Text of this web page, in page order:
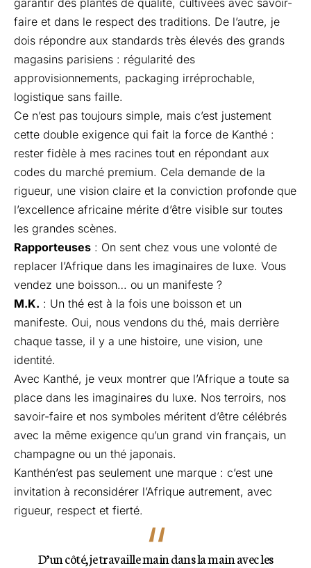
faire et dans le respect des traditions. De l’autre, je
dois répondre aux standards très élevés des grands
magasins parisiens : régularité des
approvisionnements, packaging irréprochable,
logistique sans faille.
Ce n’est pas toujours simple, mais c’est justement
cette double exigence qui fait la force de Kanthé :
rester fidèle à mes racines tout en répondant aux
codes du marché premium. Cela demande de la
rigueur, une vision claire et la conviction profonde que
l’excellence africaine mérite d’être visible sur toutes
les grandes scènes.
Rapporteuses : On sent chez vous une volonté de
replacer l’Afrique dans les imaginaires de luxe. Vous
vendez une boisson… ou un manifeste ?
M.K. : Un thé est à la fois une boisson et un
manifeste. Oui, nous vendons du thé, mais derrière
chaque tasse, il y a une histoire, une vision, une
identité.
Avec Kanthé, je veux montrer que l’Afrique a toute sa
place dans les imaginaires du luxe. Nos terroirs, nos
savoir-faire et nos symboles méritent d’être célébrés
avec la même exigence qu’un grand vin français, un
champagne ou un thé japonais.
Kanthén’est pas seulement une marque : c’est une
invitation à reconsidérer l’Afrique autrement, avec
rigueur, respect et fierté.
D’un côté, je travaille main dans la main avec les